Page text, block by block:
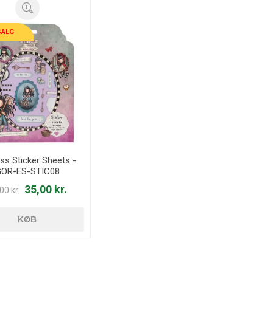
Sticker Sheets -
ES-STIC08
kr. 35,00 kr.
KØB